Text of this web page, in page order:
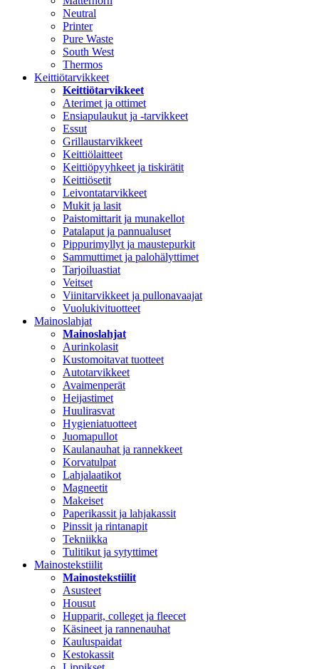
Neutral
Printer
Pure Waste
South West
Thermos
Keittiötarvikkeet
Keittiötarvikkeet
Aterimet ja ottimet
Ensiapulaukut ja -tarvikkeet
Essut
Grillaustarvikkeet
Keittiölaitteet
Keittiöpyyhkeet ja tiskirätit
Keittiösetit
Leivontatarvikkeet
Mukit ja lasit
Paistomittarit ja munakellot
Patalaput ja pannualuset
Pippurimyllyt ja maustepurkit
Sammuttimet ja palohälyttimet
Tarjoiluastiat
Veitset
Viinitarvikkeet ja pullonavaajat
Vuolukivituotteet
Mainoslahjat
Mainoslahjat
Aurinkolasit
Kustomoitavat tuotteet
Autotarvikkeet
Avaimenperät
Heijastimet
Huulirasvat
Hygieniatuotteet
Juomapullot
Kaulanauhat ja rannekkeet
Korvatulpat
Lahjalaatikot
Magneetit
Makeiset
Paperikassit ja lahjakassit
Pinssit ja rintanapit
Tekniikka
Tulitikut ja sytyttimet
Mainostekstiilit
Mainostekstiilit
Asusteet
Housut
Hupparit, colleget ja fleecet
Käsineet ja rannenauhat
Kauluspaidat
Kestokassit